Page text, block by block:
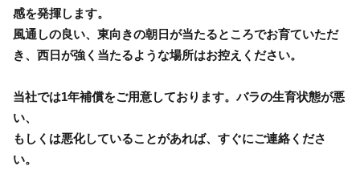
感を発揮します。
風通しの良い、東向きの朝日が当たるところでお育ていただ
き、西日が強く当たるような場所はお控えください。
当社では1年補償をご用意しております。バラの生育状態が悪
い、
もしくは悪化していることがあれば、すぐにご連絡くださ
い。